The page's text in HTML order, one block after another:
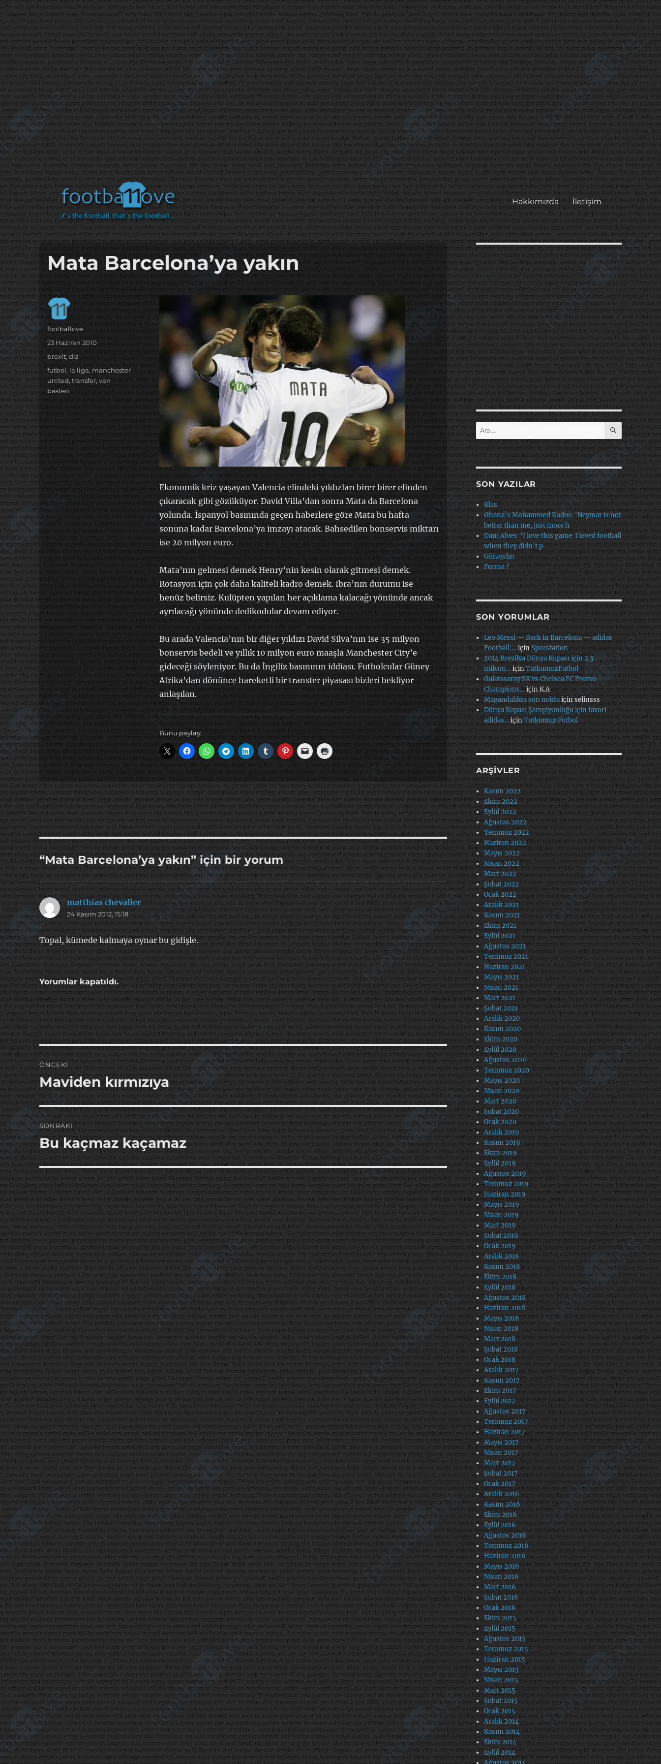
footbaLLove
it's the football, that's the football…
Hakkımızda İletişim
Mata Barcelona’ya yakın
Ekonomik kriz yaşayan Valencia elindeki yıldızları birer birer elinden
çıkaracak gibi gözüküyor. David Villa’dan sonra Mata da Barcelona
yolunda. İspanyol basınında geçen haberlere göre Mata bu hafta
sonuna kadar Barcelona’ya imzayı atacak. Bahsedilen bonservis miktarı
ise 20 milyon euro.
Mata’nın gelmesi demek Henry’nin kesin olarak gitmesi demek.
Rotasyon için çok daha kaliteli kadro demek. Ibra’nın durumu ise
henüz belirsiz. Kulüpten yapılan her açıklama kalacağı yönünde ancak
ayrılacağı yönünde dedikodular devam ediyor.
Bu arada Valencia’nın bir diğer yıldızı David Silva’nın ise 35 milyon
bonservis bedeli ve yıllık 10 milyon euro maaşla Manchester City’e
gideceği söyleniyor. Bu da İngiliz basınının iddiası. Futbolcular Güney
Afrika’dan dönünce hareketli bir transfer piyasası bizleri bekliyor
anlaşılan.
Bunu paylaş:
Yazar
footballove
Yayın
tarihi
23 Haziran 2010
Kategoriler
brexit,diz
Etiketler
futbol, la liga, manchester
united,transfer,van
basten
“Mata Barcelona’ya yakın” için bir yorum
matthias chevalier dedi
ki:
24 Kasım 2012, 15:18
Topal, kümede kalmaya oynar bu gidişle.
Yorumlar kapatıldı.
Yazı
gezinmesi
ÖNCEKI
Önceki
yazı:
Maviden kırmızıya
SONRAKI
Sonraki
yazı:
Bu kaçmaz kaçamaz
Ara: ARA
SON YAZILAR
Klas
Ghana’s Mohammed Kudus: ‘Neymar is not
better than me, just more h
Dani Alves: ‘I love this game. I loved football
when they didn’t p
Günaydın
Forma ?
SON YORUMLAR
Leo Messi — Back in Barcelona — adidas
Football:…içinSporstation
2014 Brezilya Dünya Kupası için 2.3
milyon…içinTutkumuzFutbol
Galatasaray SK vs Chelsea FC Promo –
Champions…içinK.A
Magandalıkta son noktaiçinselinsss
Dünya Kupası Şampiyonluğu için favori
adidas…içinTutkumuz Futbol
ARŞIVLER
Kasım 2022
Ekim 2022
Eylül 2022
Ağustos 2022
Temmuz 2022
Haziran 2022
Mayıs 2022
Nisan 2022
Mart 2022
Şubat 2022
Ocak 2022
Aralık 2021
Kasım 2021
Ekim 2021
Eylül 2021
Ağustos 2021
Temmuz 2021
Haziran 2021
Mayıs 2021
Nisan 2021
Mart 2021
Şubat 2021
Aralık 2020
Kasım 2020
Ekim 2020
Eylül 2020
Ağustos 2020
Temmuz 2020
Mayıs 2020
Nisan 2020
Mart 2020
Şubat 2020
Ocak 2020
Aralık 2019
Kasım 2019
Ekim 2019
Eylül 2019
Ağustos 2019
Temmuz 2019
Haziran 2019
Mayıs 2019
Nisan 2019
Mart 2019
Şubat 2019
Ocak 2019
Aralık 2018
Kasım 2018
Ekim 2018
Eylül 2018
Ağustos 2018
Haziran 2018
Mayıs 2018
Nisan 2018
Mart 2018
Şubat 2018
Ocak 2018
Aralık 2017
Kasım 2017
Ekim 2017
Eylül 2017
Ağustos 2017
Temmuz 2017
Haziran 2017
Mayıs 2017
Nisan 2017
Mart 2017
Şubat 2017
Ocak 2017
Aralık 2016
Kasım 2016
Ekim 2016
Eylül 2016
Ağustos 2016
Temmuz 2016
Haziran 2016
Mayıs 2016
Nisan 2016
Mart 2016
Şubat 2016
Ocak 2016
Ekim 2015
Eylül 2015
Ağustos 2015
Temmuz 2015
Haziran 2015
Mayıs 2015
Nisan 2015
Mart 2015
Şubat 2015
Ocak 2015
Aralık 2014
Kasım 2014
Ekim 2014
Eylül 2014